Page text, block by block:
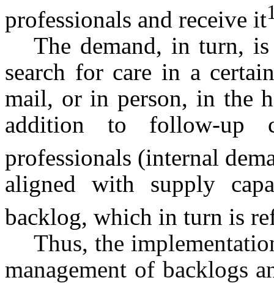
professionals and receive it
The demand, in turn,
search for care in a
mail, or in person, in the
addition to follow-up
professionals (internal
aligned with supply
backlog, which in turn is
Thus, the
management of backlogs